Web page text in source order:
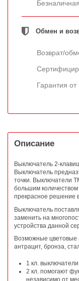
Обмен и
Возврат/
Гарантия от
Описание
Выключатель 2-
Выключатель
точки. Выключатели
большим количеством
прекрасное решение
Выключатель
заменить на
устройства данной
Возможные цветовые
антрацит, бронза,
1 кл.
2 кл. помогают
независимо от